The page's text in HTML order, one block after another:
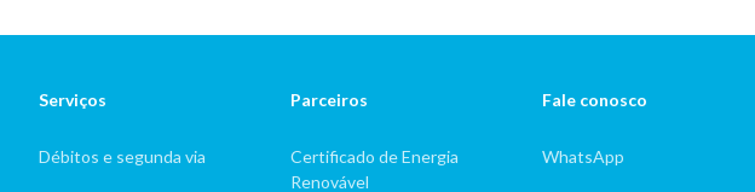
Serviços
Débitos e segunda via
Parceiros
Certificado de Energia
Renovável
Fale conosco
WhatsApp